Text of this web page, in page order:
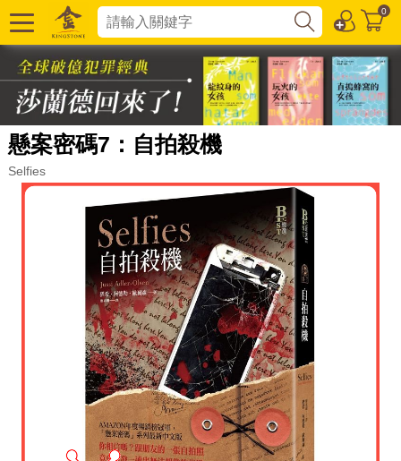
0
懸案密碼7：自拍殺機
Selfies